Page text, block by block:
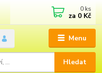
Menu
Hledat
0 ks
za 0 Kč